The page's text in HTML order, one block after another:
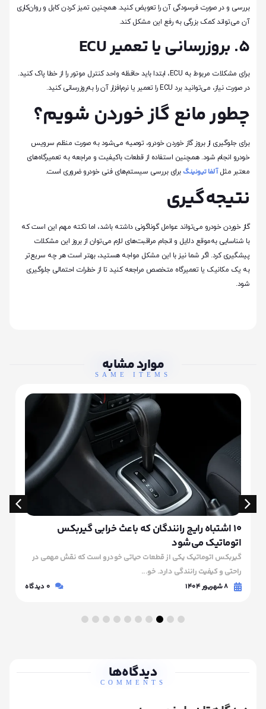
بررسی و در صورت فرسودگی آن را تعویض کنید. همچنین تمیز کردن کابل و روان‌کاری
آن می‌تواند کمک بزرگی به رفع این مشکل کند.
۵. بروزرسانی یا تعمیر ECU
برای مشکلات مربوط به ECU، ابتدا باید حافظه واحد کنترل موتور را از خطا پاک کنید.
در صورت نیاز، می‌توانید برد ECU را تعمیر یا نرم‌افزار آن را به‌روزرسانی کنید.
چطور مانع گاز خوردن شویم؟
برای جلوگیری از بروز گاز خوردن خودرو، توصیه می‌شود به صورت منظم سرویس
خودرو انجام شود. همچنین استفاده از قطعات باکیفیت و مراجعه به تعمیرگاه‌های
معتبر مثلآلفا تیونینگبرای بررسی سیستم‌های فنی خودرو ضروری است.
نتیجه‌گیری
گاز خوردن خودرو می‌تواند عوامل گوناگونی داشته باشد، اما نکته مهم این است که
با شناسایی به‌موقع دلایل و انجام مراقبت‌های لازم می‌توان از بروز این مشکلات
پیشگیری کرد. اگر شما نیز با این مشکل مواجه هستید، بهتر است هر چه سریع‌تر
به یک مکانیک یا تعمیرگاه متخصص مراجعه کنید تا از خطرات احتمالی جلوگیری
شود.
موارد مشابه
SAME ITEMS
۱۰ اشتباه رایج رانندگان که باعث خرابی گیربکس
اتوماتیک می‌شود
گیربکس اتوماتیک یکی از قطعات حیاتی خودرو است که نقش مهمی در
راحتی و کیفیت رانندگی دارد. خو...
۸ شهریور ۱۴۰۴ 0 دیدگاه
دیدگاه‌ها
COMMENTS